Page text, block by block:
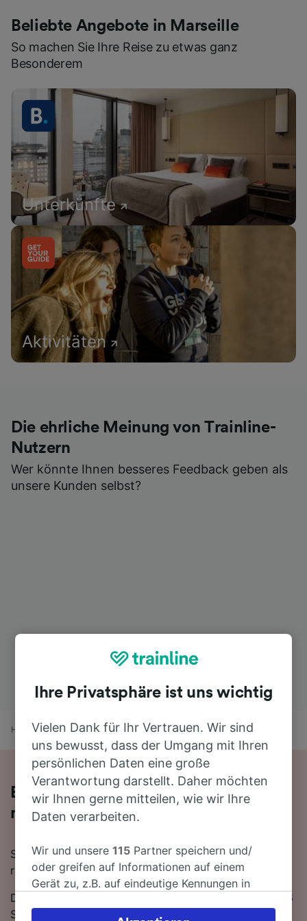
Beliebte Angebote in Marseille
So machen Sie Ihre Reise zu etwas ganz
Besonderem
Unterkünfte
Aktivitäten
Die ehrliche Meinung von Trainline-
Nutzern
Wer könnte Ihnen besseres Feedback geben als
unsere Kunden selbst?
Home Bahnfahrplan Genua nach Marseille
Bequem von Genua nach Marseille -
nehmen Sie den Zug!
Sie wollen mit dem Zug von Genua nach Marseille
reisen? Dann sind Sie bei uns genau richtig!
Die Fahrtzeit beträgt mit der schnellsten Verbindung 6
Stunden 5 Minuten. Auf der 311 km langen Strecke
Ihre Privatsphäre ist uns wichtig
Vielen Dank für Ihr Vertrauen. Wir sind
uns bewusst, dass der Umgang mit Ihren
persönlichen Daten eine große
Verantwortung darstellt. Daher möchten
wir Ihnen gerne mitteilen, wie wir Ihre
Daten verarbeiten.
Wir und unsere115 Partner speichern und/
oder greifen auf Informationen auf einem
Gerät zu, z.B. auf eindeutige Kennungen in
verarbeiten. Sie können Ihre Präferenzen